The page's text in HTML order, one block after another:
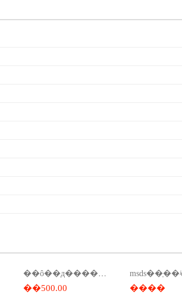
��ô��д����˾ҫ���msds����
��500.00 ����